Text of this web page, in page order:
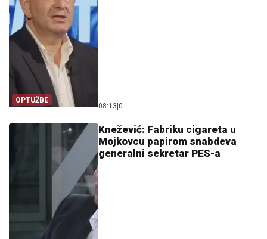
OPTUŽBE
08:13 0
Knežević: Fabriku cigareta u
Mojkovcu papirom snabdeva
generalni sekretar PES-a